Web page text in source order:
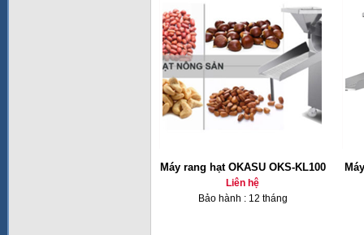
Máy rang hạt OKASU OKS-KL100
Liên hệ
Bảo hành : 12 tháng